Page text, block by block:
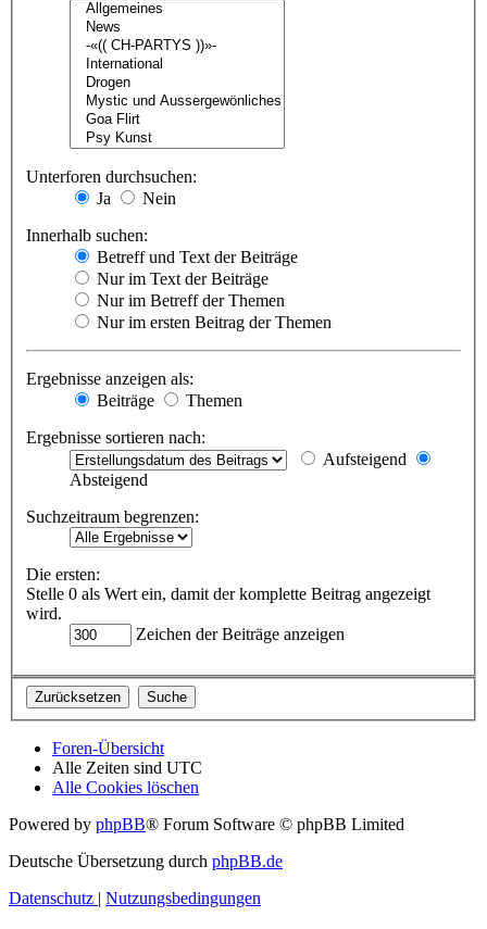
Unterforen durchsuchen:
Ja
Nein
Innerhalb suchen:
Betreff und Text der Beiträge
Nur im Text der Beiträge
Nur im Betreff der Themen
Nur im ersten Beitrag der Themen
Ergebnisse anzeigen als:
Beiträge
Themen
Ergebnisse sortieren nach:
Aufsteigend
Absteigend
Suchzeitraum begrenzen:
Die ersten:
Stelle 0 als Wert ein, damit der komplette Beitrag angezeigt
wird.
Zeichen der Beiträge anzeigen
Foren-Übersicht
Alle Zeiten sind UTC
Alle Cookies löschen
Powered by phpBB® Forum Software © phpBB Limited
Deutsche Übersetzung durch phpBB.de
Datenschutz | Nutzungsbedingungen